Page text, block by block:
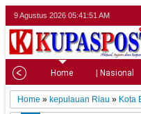
9 Agustus 2026 05:41:52 AM
Home | Nasional
Home » kepulauan Riau » Kota